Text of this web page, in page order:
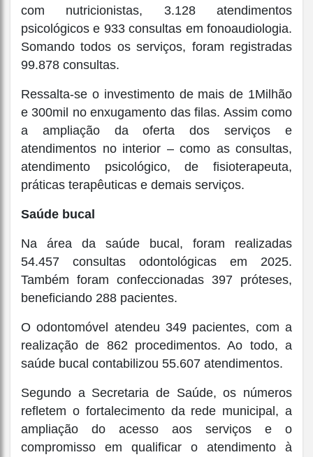
com nutricionistas, 3.128 atendimentos
psicológicos e 933 consultas em fonoaudiologia.
Somando todos os serviços, foram registradas
99.878 consultas.
Ressalta-se o investimento de mais de 1Milhão
e 300mil no enxugamento das filas. Assim como
a ampliação da oferta dos serviços e
atendimentos no interior – como as consultas,
atendimento psicológico, de fisioterapeuta,
práticas terapêuticas e demais serviços.
Saúde bucal
Na área da saúde bucal, foram realizadas
54.457 consultas odontológicas em 2025.
Também foram confeccionadas 397 próteses,
beneficiando 288 pacientes.
O odontomóvel atendeu 349 pacientes, com a
realização de 862 procedimentos. Ao todo, a
saúde bucal contabilizou 55.607 atendimentos.
Segundo a Secretaria de Saúde, os números
refletem o fortalecimento da rede municipal, a
ampliação do acesso aos serviços e o
compromisso em qualificar o atendimento à